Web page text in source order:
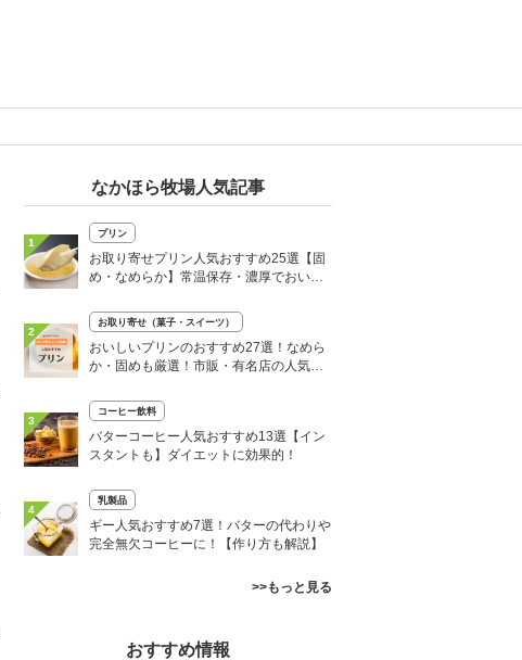
なかほら牧場人気記事
1
プリン
お取り寄せプリン人気おすすめ25選【固
め・なめらか】常温保存・濃厚でおいし
2
お取り寄せ（菓子・スイーツ）
おいしいプリンのおすすめ27選！なめら
か・固めも厳選！市販・有名店の人気商
3
コーヒー飲料
バターコーヒー人気おすすめ13選【イン
スタントも】ダイエットに効果的！
4
乳製品
ギー人気おすすめ7選！バターの代わりや
完全無欠コーヒーに！【作り方も解説】
>>もっと見る
おすすめ情報